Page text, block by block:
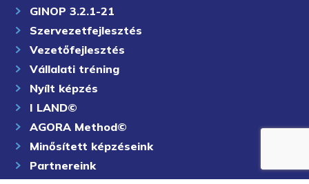
GINOP 3.2.1-21
Szervezetfejlesztés
Vezetőfejlesztés
Vállalati tréning
Nyílt képzés
I LAND©
AGORA Method©
Minősített képzéseink
Partnereink